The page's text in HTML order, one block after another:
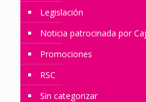
Legislación
Noticia patrocinada por
Promociones
RSC
Sin categorizar